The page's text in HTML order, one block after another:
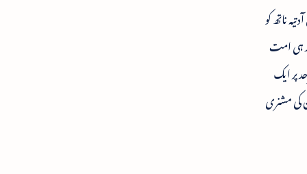
ناتھ کو
ہی امت
پر ایک
کی مشنری